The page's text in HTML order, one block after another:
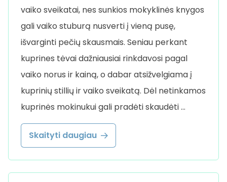
vaiko sveikatai, nes sunkios mokyklinės knygos
gali vaiko stuburą nusverti į vieną pusę,
išvarginti pečių skausmais. Seniau perkant
kuprines tėvai dažniausiai rinkdavosi pagal
vaiko norus ir kainą, o dabar atsižvelgiama į
kuprinių stillių ir vaiko sveikatą. Dėl netinkamos
kuprinės mokinukui gali pradėti skaudėti …
Skaityti daugiau